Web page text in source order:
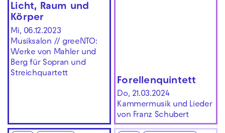
Licht, Raum und
Körper
Mi, 06.12.2023
Musiksalon // greeNTO:
Werke von Mahler und
Berg für Sopran und
Streichquartett
Forellen­quintett
Do, 21.03.2024
Kammermusik und Lieder
von Franz Schubert